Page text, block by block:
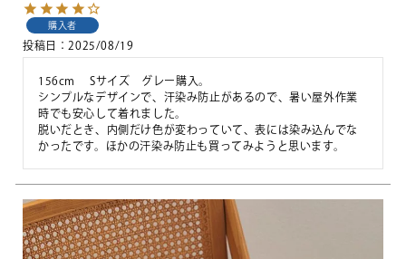
購入者
投稿日 2025/08/19
156cm 　Sサイズ　グレー購入。
シンプルなデザインで、汗染み防止があるので、暑い屋外作業
時でも安心して着れました。
脱いだとき、内側だけ色が変わっていて、表には染み込んでな
かったです。ほかの汗染み防止も買ってみようと思います。